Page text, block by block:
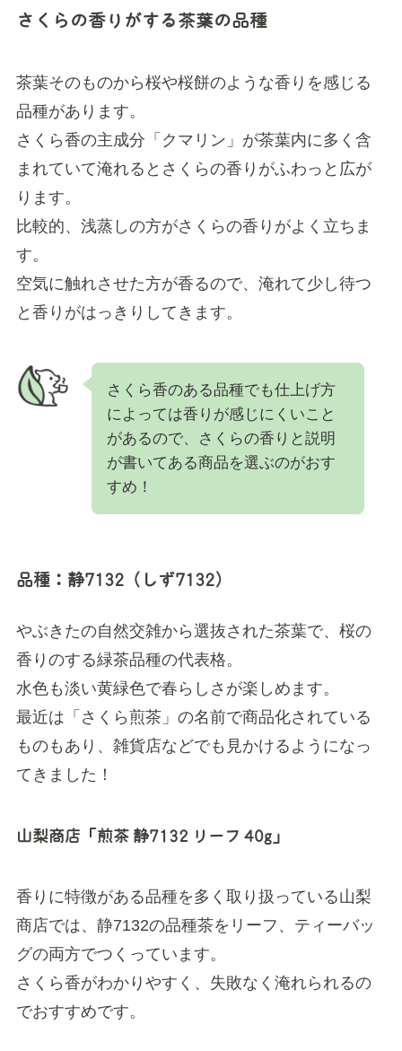
さくらの香りがする茶葉の品種
茶葉そのものから桜や桜餅のような香りを感じる
品種があります。
さくら香の主成分「クマリン」が茶葉内に多く含
まれていて淹れるとさくらの香りがふわっと広が
ります。
比較的、浅蒸しの方がさくらの香りがよく立ちま
す。
空気に触れさせた方が香るので、淹れて少し待つ
と香りがはっきりしてきます。
さくら香のある品種でも仕上げ方
によっては香りが感じにくいこと
があるので、さくらの香りと説明
が書いてある商品を選ぶのがおす
すめ！
品種：静7132（しず7132）
やぶきたの自然交雑から選抜された茶葉で、桜の
香りのする緑茶品種の代表格。
水色も淡い黄緑色で春らしさが楽しめます。
最近は「さくら煎茶」の名前で商品化されている
ものもあり、雑貨店などでも見かけるようになっ
てきました！
山梨商店「煎茶 静7132 リーフ 40g」
香りに特徴がある品種を多く取り扱っている山梨
商店では、静7132の品種茶をリーフ、ティーバッ
グの両方でつくっています。
さくら香がわかりやすく、失敗なく淹れられるの
でおすすめです。